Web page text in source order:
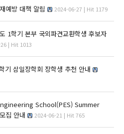
예방 대책 알림 2024-06-27 | Hit 1179
1학기 본부 국외파견교환학생 후보자
| Hit 1013
기 삼일장학회 장학생 추천 안내
School(PES) Summer
집 안내
2024-06-21 | Hit 765